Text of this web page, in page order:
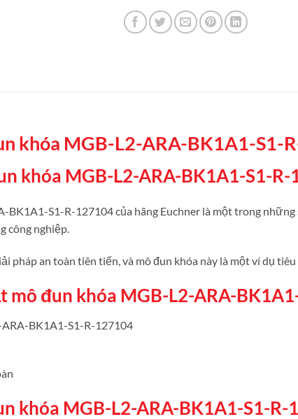
khóa MGB-L2-ARA-BK1A1-S1-
khóa MGB-L2-ARA-BK1A1-S1-
BK1A1-S1-R-127104 của hãng Euchner là một trong
công nghiệp.
pháp an toàn tiên tiến, và mô đun khóa này là một ví dụ
mô đun khóa MGB-L2-ARA-
BK1A1-S1-R-127104
khóa MGB-L2-ARA-BK1A1-S1-